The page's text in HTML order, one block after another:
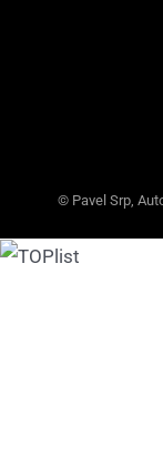
© Pavel Srp,